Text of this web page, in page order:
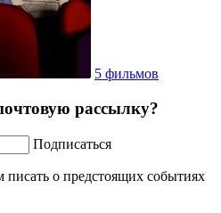
5 фильмов
рассылку?
Подписаться
писать о предстоящих событиях